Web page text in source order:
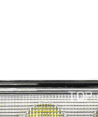
LED-